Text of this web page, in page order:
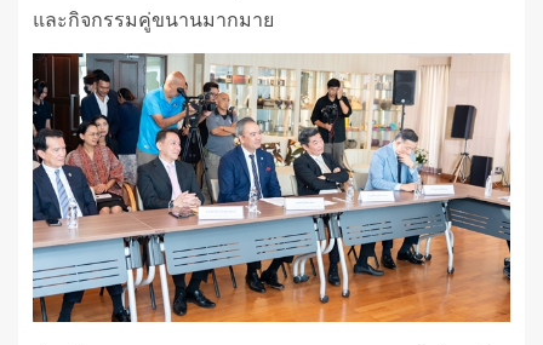
และกิจกรรมคู่ขนานมากมาย